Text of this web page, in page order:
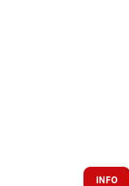
INFO